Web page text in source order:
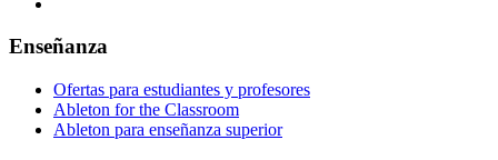
Enseñanza
Ofertas para estudiantes y profesores
Ableton for the Classroom
Ableton para enseñanza superior